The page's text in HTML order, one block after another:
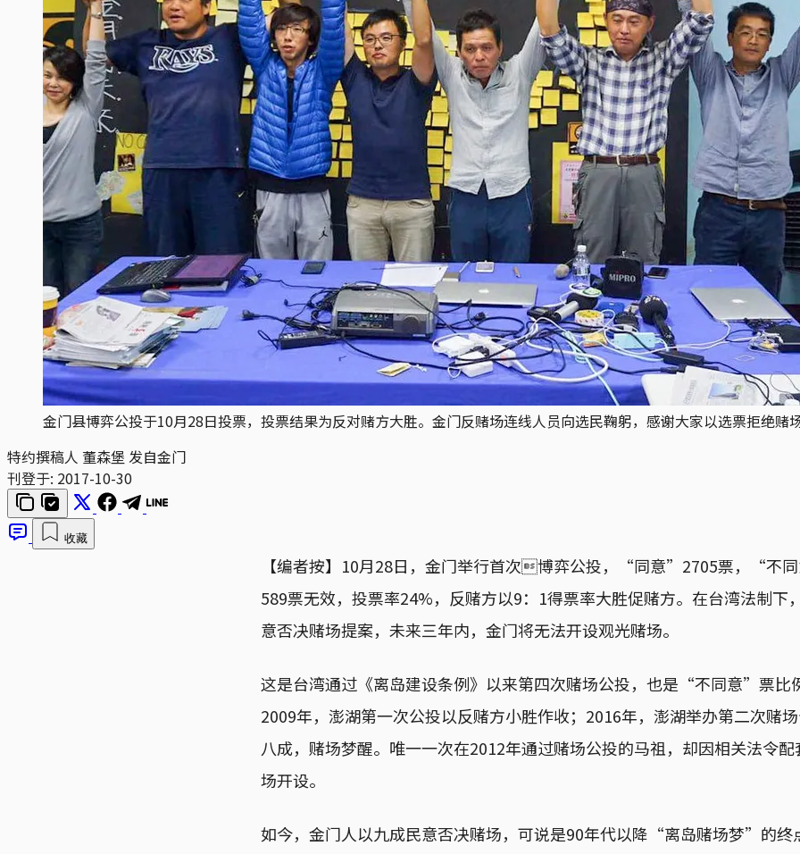
金门县博弈公投于10月28日投票，投票结果为反对赌方大胜。金门反赌场连线人员向选民鞠躬，感谢大家以选票拒绝赌
特约撰稿人 董森堡 发自金门
刊登于: 2017-10-30
收藏
【编者按】10月28日，金门举行首次博弈公投，“同意”2705票，“不
589票无效，投票率24%，反赌方以9：1得票率大胜促赌方。在台湾法制下
意否决赌场提案，未来三年内，金门将无法开设观光赌场。
这是台湾通过《离岛建设条例》以来第四次赌场公投，也是“不同意”票比
2009年，澎湖第一次公投以反赌方小胜作收；2016年，澎湖举办第二次赌
八成，赌场梦醒。唯一一次在2012年通过赌场公投的马祖，却因相关法令
场开设。
如今，金门人以九成民意否决赌场，可说是90年代以降“离岛赌场梦”的终